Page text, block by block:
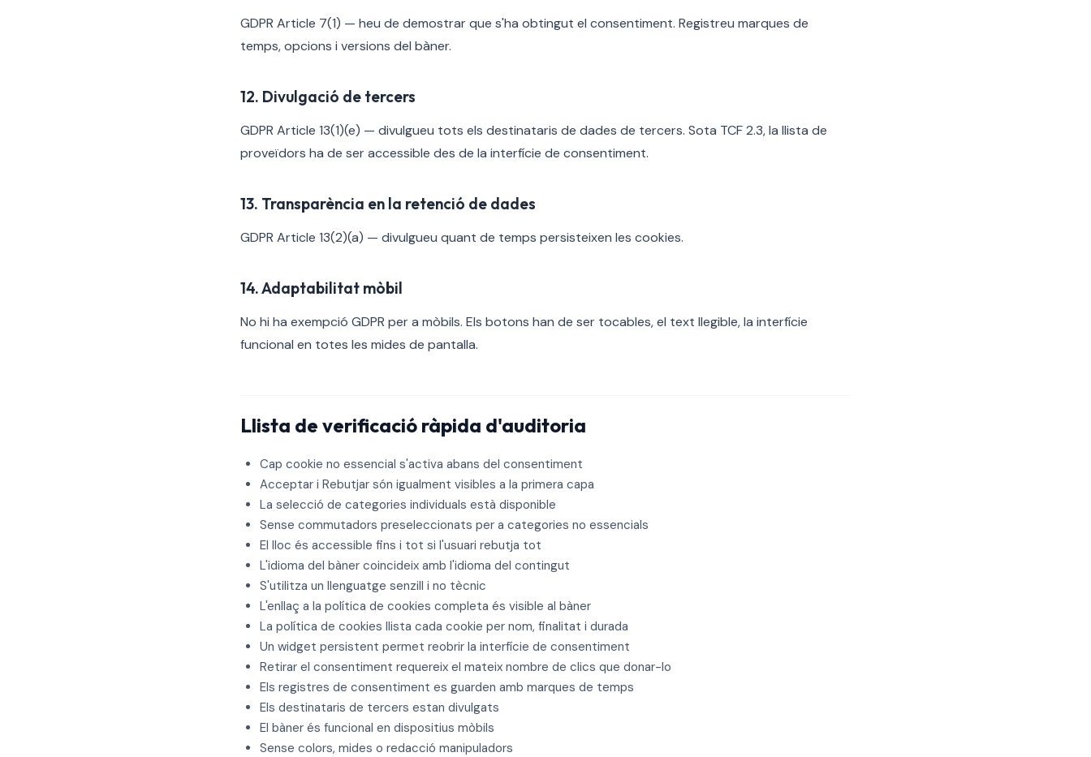
GDPR Article 7(1) — heu de demostrar que s'ha obtingut el consentiment. Registreu marques de
temps, opcions i versions del bàner.
12. Divulgació de tercers
GDPR Article 13(1)(e) — divulgueu tots els destinataris de dades de tercers. Sota TCF 2.3, la llista de
proveïdors ha de ser accessible des de la interfície de consentiment.
13. Transparència en la retenció de dades
GDPR Article 13(2)(a) — divulgueu quant de temps persisteixen les cookies.
14. Adaptabilitat mòbil
No hi ha exempció GDPR per a mòbils. Els botons han de ser tocables, el text llegible, la interfície
funcional en totes les mides de pantalla.
Llista de verificació ràpida d'auditoria
Cap cookie no essencial s'activa abans del consentiment
Acceptar i Rebutjar són igualment visibles a la primera capa
La selecció de categories individuals està disponible
Sense commutadors preseleccionats per a categories no essencials
El lloc és accessible fins i tot si l'usuari rebutja tot
L'idioma del bàner coincideix amb l'idioma del contingut
S'utilitza un llenguatge senzill i no tècnic
L'enllaç a la política de cookies completa és visible al bàner
La política de cookies llista cada cookie per nom, finalitat i durada
Un widget persistent permet reobrir la interfície de consentiment
Retirar el consentiment requereix el mateix nombre de clics que donar-lo
Els registres de consentiment es guarden amb marques de temps
Els destinataris de tercers estan divulgats
El bàner és funcional en dispositius mòbils
Sense colors, mides o redacció manipuladors